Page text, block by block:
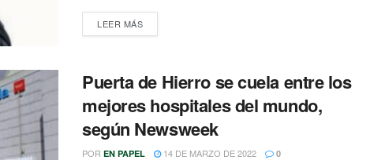
LEER MÁSDETAILS
Puerta de Hierro se cuela entre los
mejores hospitales del mundo,
según Newsweek
POR EN PAPEL 14 DE MARZO DE 2022 0